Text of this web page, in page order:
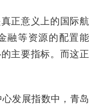
正意义上的国际航
融等资源的配置能
主要指标。而这正
发展指数中，青岛